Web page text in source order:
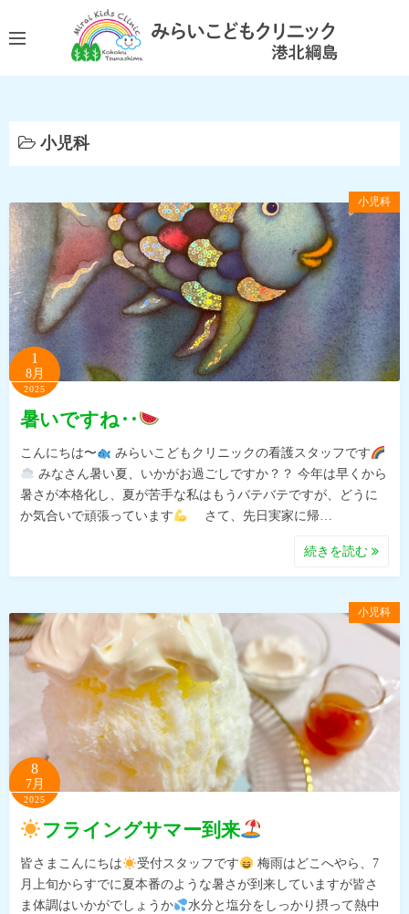
ン
ッ
プ
小児科
小児科
1
8月
2025
暑いですね‥
こんにちは〜
みらいこどもクリニックの看護スタッフです
みなさん暑い夏、いかがお過ごしですか？？ 今年は早くから
暑さが本格化し、夏が苦手な私はもうバテバテですが、どうに
か気合いで頑張っています
さて、先日実家に帰…
続きを読む
小児科
8
7月
2025
フライングサマー到来
皆さまこんにちは 受付スタッフです
梅雨はどこへやら、7
月上旬からすでに夏本番のような暑さが到来していますが皆さ
ま体調はいかがでしょうか
水分と塩分をしっかり摂って熱中